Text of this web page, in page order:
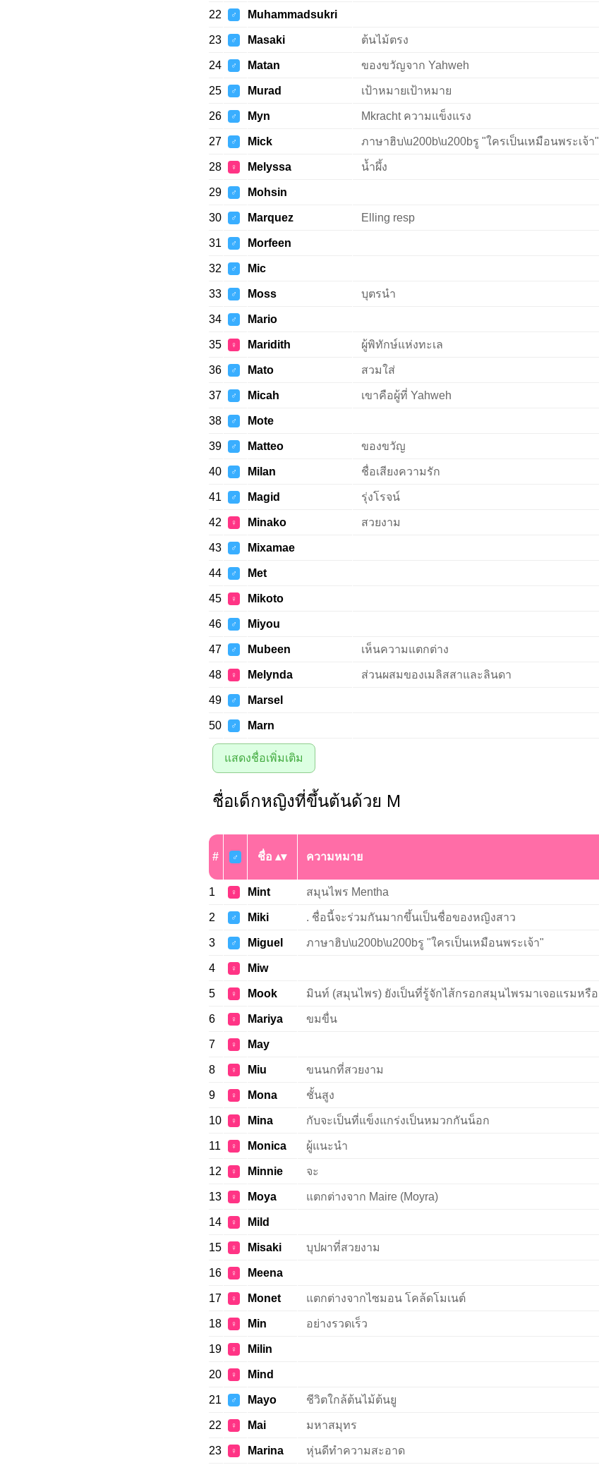
22 ♂ Muhammadsukri
23 ♂ Masaki ต้นไม้ตรง
24 ♂ Matan ของขวัญจาก Yahweh
25 ♂ Murad เป้าหมายเป้าหมาย
26 ♂ Myn Mkracht ความแข็งแรง
27 ♂ Mick ภาษาฮิบ\u200b\u200bรู "ใครเป็นเหมือนพระเจ้า"
28 ♀ Melyssa น้ำผึ้ง
29 ♂ Mohsin
30 ♂ Marquez Elling resp
31 ♂ Morfeen
32 ♂ Mic
33 ♂ Moss บุตรนำ
34 ♂ Mario
35 ♀ Maridith ผู้พิทักษ์แห่งทะเล
36 ♂ Mato สวมใส่
37 ♂ Micah เขาคือผู้ที่ Yahweh
38 ♂ Mote
39 ♂ Matteo ของขวัญ
40 ♂ Milan ชื่อเสียงความรัก
41 ♂ Magid รุ่งโรจน์
42 ♀ Minako สวยงาม
43 ♂ Mixamae
44 ♂ Met
45 ♀ Mikoto
46 ♂ Miyou
47 ♂ Mubeen เห็นความแตกต่าง
48 ♀ Melynda ส่วนผสมของเมลิสสาและลินดา
49 ♂ Marsel
50 ♂ Marn
แสดงชื่อเพิ่มเติม
ชื่อเด็กหญิงที่ขึ้นต้นด้วย M
# ♂ ชื่อ ความหมาย
1 ♀ Mint สมุนไพร Mentha
2 ♂ Miki . ชื่อนี้จะร่วมกันมากขึ้นเป็นชื่อของหญิงสาว
3 ♂ Miguel ภาษาฮิบ\u200b\u200bรู "ใครเป็นเหมือนพระเจ้า"
4 ♀ Miw
5 ♀ Mook มินท์ (สมุนไพร) ยังเป็นที่รู้จักไส้กรอกสมุนไพรมาเจอแรมหรือ
6 ♀ Mariya ขมขื่น
7 ♀ May
8 ♀ Miu ขนนกที่สวยงาม
9 ♀ Mona ชั้นสูง
10 ♀ Mina กับจะเป็นที่แข็งแกร่งเป็นหมวกกันน็อก
11 ♀ Monica ผู้แนะนำ
12 ♀ Minnie จะ
13 ♀ Moya แตกต่างจาก Maire (Moyra)
14 ♀ Mild
15 ♀ Misaki บุปผาที่สวยงาม
16 ♀ Meena
17 ♀ Monet แตกต่างจากไซมอน โคล้ดโมเนต์
18 ♀ Min อย่างรวดเร็ว
19 ♀ Milin
20 ♀ Mind
21 ♂ Mayo ชีวิตใกล้ต้นไม้ต้นยู
22 ♀ Mai มหาสมุทร
23 ♀ Marina หุ่นดีทำความสะอาด